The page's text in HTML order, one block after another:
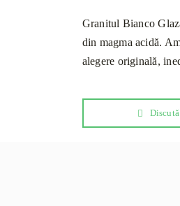
110
x
33
Granitul Bianco
din magma acidă.
alegere originală,